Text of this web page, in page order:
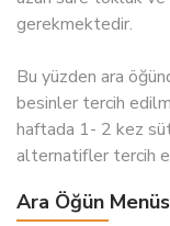
gerekmektedir.
Bu yüzden ara
besinler tercih
haftada 1- 2 kez
alternatifler tercih
Ara Öğün